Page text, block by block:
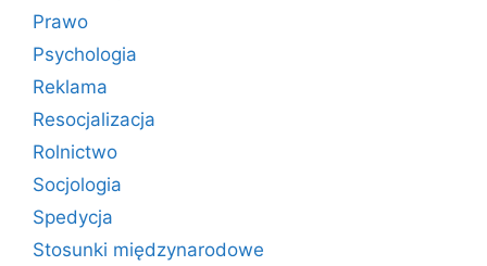
Prawo
Psychologia
Reklama
Resocjalizacja
Rolnictwo
Socjologia
Spedycja
Stosunki międzynarodowe